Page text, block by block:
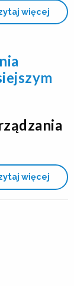
więcej
więcej